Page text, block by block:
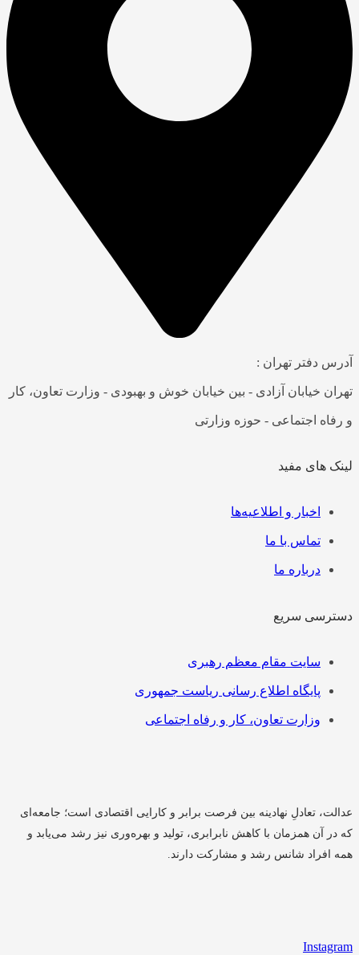
آدرس دفتر تهران :
تهران خیابان آزادی - بین خیابان خوش و بهبودی - وزارت تعاون، کار
و رفاه اجتماعی - حوزه وزارتی
لینک های مفید
فهرستاخبار و اطلاعیه‌ها
تماس با ما
درباره ما
دسترسی سریع
فهرستسایت مقام معظم رهبری
پایگاه اطلاع رسانی ریاست جمهوری
وزارت تعاون، کار و رفاه اجتماعی
عدالت، تعادلِ نهادینه بین فرصت برابر و کارایی اقتصادی است؛ جامعه‌ای
که در آن همزمان با کاهش نابرابری، تولید و بهره‌وری نیز رشد می‌یابد و
همه افراد شانس رشد و مشارکت دارند.
Instagram